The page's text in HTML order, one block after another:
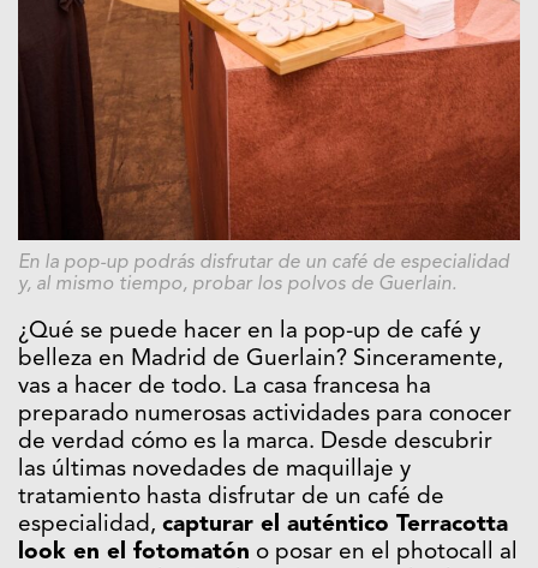
En la pop-up podrás disfrutar de un café de especialidad
y, al mismo tiempo, probar los polvos de Guerlain.
¿Qué se puede hacer en la pop-up de café y
belleza en Madrid de Guerlain? Sinceramente,
vas a hacer de todo. La casa francesa ha
preparado numerosas actividades para conocer
de verdad cómo es la marca. Desde descubrir
las últimas novedades de maquillaje y
tratamiento hasta disfrutar de un café de
especialidad, capturar el auténtico Terracotta
look en el fotomatón o posar en el photocall al